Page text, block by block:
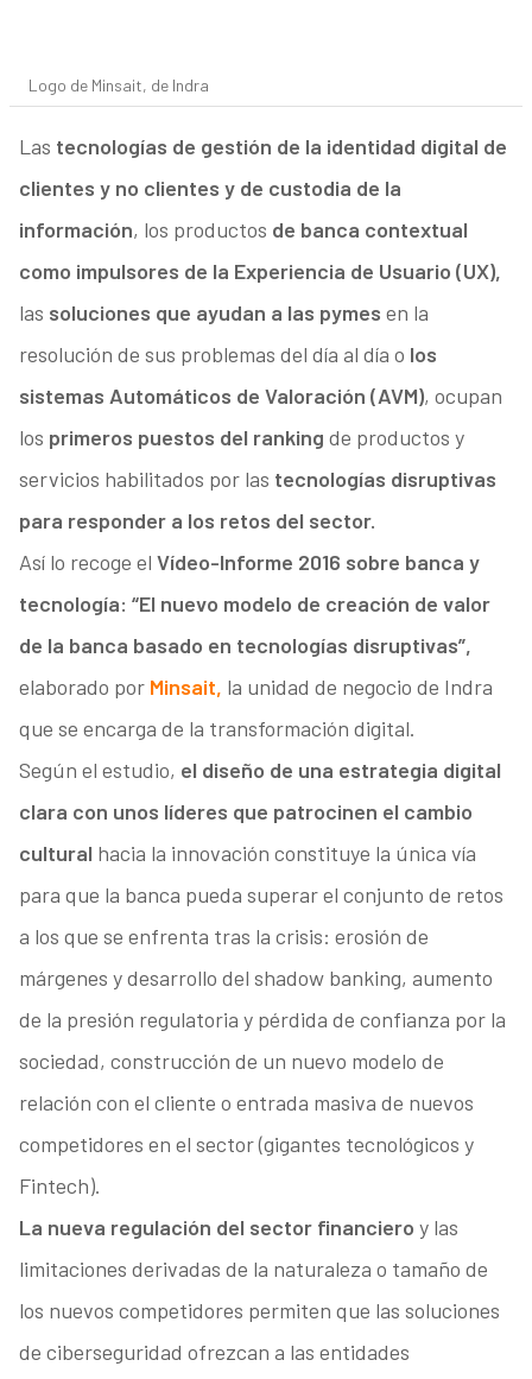
Logo de Minsait, de Indra
Las tecnologías de gestión de la identidad digital de
clientes y no clientes y de custodia de la
información, los productos de banca contextual
como impulsores de la Experiencia de Usuario (UX),
las soluciones que ayudan a las pymes en la
resolución de sus problemas del día al día o los
sistemas Automáticos de Valoración (AVM), ocupan
los primeros puestos del ranking de productos y
servicios habilitados por las tecnologías disruptivas
para responder a los retos del sector.
Así lo recoge el Vídeo-Informe 2016 sobre banca y
tecnología: “El nuevo modelo de creación de valor
de la banca basado en tecnologías disruptivas”,
elaborado por Minsait, la unidad de negocio de Indra
que se encarga de la transformación digital.
Según el estudio, el diseño de una estrategia digital
clara con unos líderes que patrocinen el cambio
cultural hacia la innovación constituye la única vía
para que la banca pueda superar el conjunto de retos
a los que se enfrenta tras la crisis: erosión de
márgenes y desarrollo del shadow banking, aumento
de la presión regulatoria y pérdida de confianza por la
sociedad, construcción de un nuevo modelo de
relación con el cliente o entrada masiva de nuevos
competidores en el sector (gigantes tecnológicos y
Fintech).
La nueva regulación del sector financiero y las
limitaciones derivadas de la naturaleza o tamaño de
los nuevos competidores permiten que las soluciones
de ciberseguridad ofrezcan a las entidades